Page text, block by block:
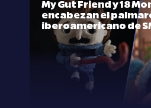
My Gut Friend y 18
encabezan el
iberoamericano de